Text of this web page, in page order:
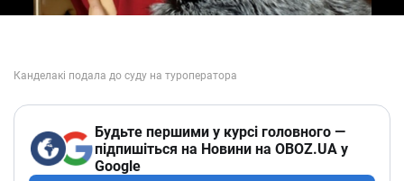
Будьте першими у курсі головного —
підпишіться на Новини на OBOZ.UA у
Google